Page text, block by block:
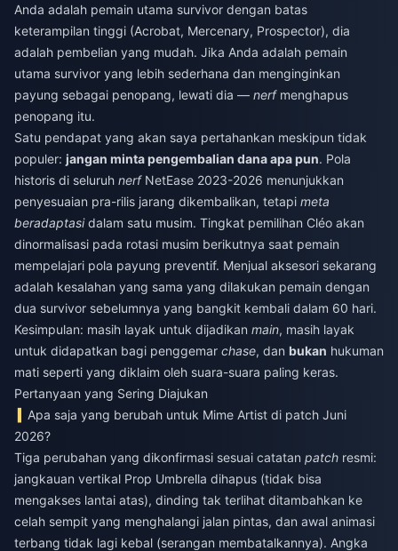
Anda adalah pemain utama survivor dengan batas
keterampilan tinggi (Acrobat, Mercenary, Prospector), dia
adalah pembelian yang mudah. Jika Anda adalah pemain
utama survivor yang lebih sederhana dan menginginkan
payung sebagai penopang, lewati dia — nerfmenghapus
penopang itu.
Satu pendapat yang akan saya pertahankan meskipun tidak
populer: jangan minta pengembalian dana apa pun. Pola
historis di seluruh nerfNetEase 2023-2026 menunjukkan
penyesuaian pra-rilis jarang dikembalikan, tetapi meta
beradaptasidalam satu musim. Tingkat pemilihan Cléo akan
dinormalisasi pada rotasi musim berikutnya saat pemain
mempelajari pola payung preventif. Menjual aksesori sekarang
adalah kesalahan yang sama yang dilakukan pemain dengan
dua survivor sebelumnya yang bangkit kembali dalam 60 hari.
Kesimpulan: masih layak untuk dijadikan main, masih layak
untuk didapatkan bagi penggemar chase, dan bukan hukuman
mati seperti yang diklaim oleh suara-suara paling keras.
Pertanyaan yang Sering Diajukan
Apa saja yang berubah untuk Mime Artist di patch Juni
2026?
Tiga perubahan yang dikonfirmasi sesuai catatan patch resmi:
jangkauan vertikal Prop Umbrella dihapus (tidak bisa
mengakses lantai atas), dinding tak terlihat ditambahkan ke
celah sempit yang menghalangi jalan pintas, dan awal animasi
terbang tidak lagi kebal (serangan membatalkannya). Angka